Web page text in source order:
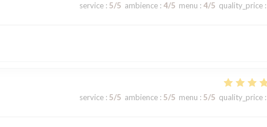
service: 5/5 ambience: 4/5 menu : 4/5 quality_price:
service: 5/5 ambience: 5/5 menu : 5/5 quality_price: